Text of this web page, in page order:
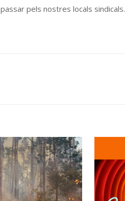
pels nostres locals sindicals.